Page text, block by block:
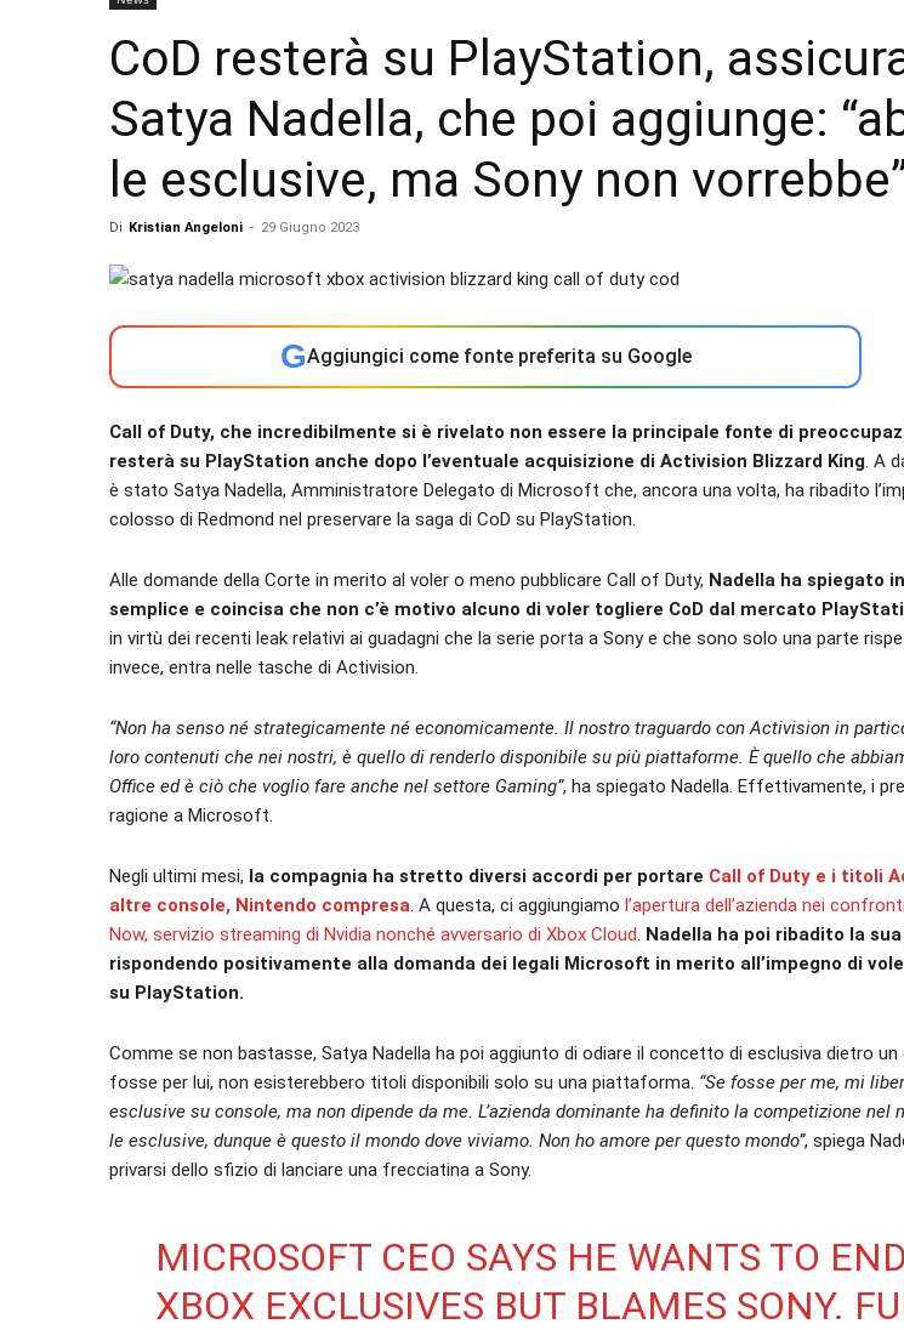
CoD resterà su PlayStation,
Satya Nadella, che poi aggiunge:
le esclusive, ma Sony non
Di Kristian Angeloni - 29 Giugno 2023
GAggiungici come fonte preferita su Google
Call of Duty, che incredibilmente si è rivelato non essere la principale fonte di
resterà su PlayStation anche dopo l’eventuale acquisizione di Activision Blizzard King. A
è stato Satya Nadella, Amministratore Delegato di Microsoft che, ancora una volta, ha ribadito
colosso di Redmond nel preservare la saga di CoD su PlayStation.
Alle domande della Corte in merito al voler o meno pubblicare Call of Duty, Nadella ha spiegato
semplice e coincisa che non c’è motivo alcuno di voler togliere CoD dal mercato
in virtù dei recenti leak relativi ai guadagni che la serie porta a Sony e che sono solo una parte
invece, entra nelle tasche di Activision.
“Non ha senso né strategicamente né economicamente. Il nostro traguardo con Activision in
loro contenuti che nei nostri, è quello di renderlo disponibile su più piattaforme. È quello che
Office ed è ciò che voglio fare anche nel settore Gaming”, ha spiegato Nadella. Effettivamente, i
ragione a Microsoft.
Negli ultimi mesi, la compagnia ha stretto diversi accordi per portare Call of Duty e i titoli
altre console, Nintendo compresa. A questa, ci aggiungiamo l’apertura dell’azienda nei
Now, servizio streaming di Nvidia nonché avversario di Xbox Cloud. Nadella ha poi ribadito la
rispondendo positivamente alla domanda dei legali Microsoft in merito all’impegno di
su PlayStation.
Comme se non bastasse, Satya Nadella ha poi aggiunto di odiare il concetto di esclusiva dietro un
fosse per lui, non esisterebbero titoli disponibili solo su una piattaforma. “Se fosse per me, mi
esclusive su console, ma non dipende da me. L’azienda dominante ha definito la competizione nel
le esclusive, dunque è questo il mondo dove viviamo. Non ho amore per questo mondo”, spiega
privarsi dello sfizio di lanciare una frecciatina a Sony.
MICROSOFT CEO SAYS HE WANTS TO END
XBOX EXCLUSIVES BUT BLAMES SONY.